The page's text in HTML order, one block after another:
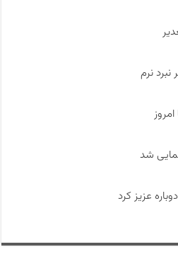
نرم
شد
عزیز کرد